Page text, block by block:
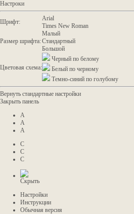
Настроки
Шрифт:
Arial
Times New Roman
Размер шрифта:
Малый
Стандартный
Большой
Цветовая схема:
Черный по белому
Белый по черному
Темно-синий по голубому
Вернуть стандартные настройки
Закрыть панель
A
A
A
C
C
C
Скрыть
Настройки
Инструкции
Обычная версия